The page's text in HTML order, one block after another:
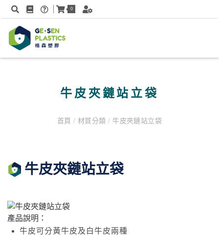
0
牛皮夾鏈站立袋
首頁/ 材質分類/ 牛皮夾鏈站立袋
牛皮夾鏈站立袋
產品說明：
牛皮可分黃牛皮及白牛皮兩種